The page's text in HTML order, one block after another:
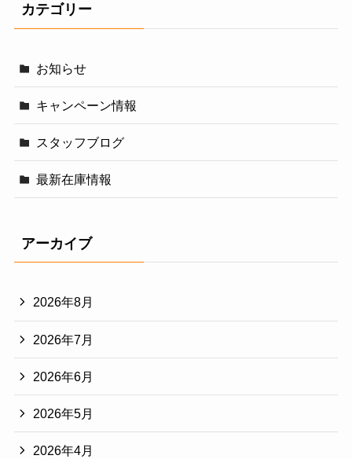
カテゴリー
お知らせ
キャンペーン情報
スタッフブログ
最新在庫情報
アーカイブ
2026年8月
2026年7月
2026年6月
2026年5月
2026年4月